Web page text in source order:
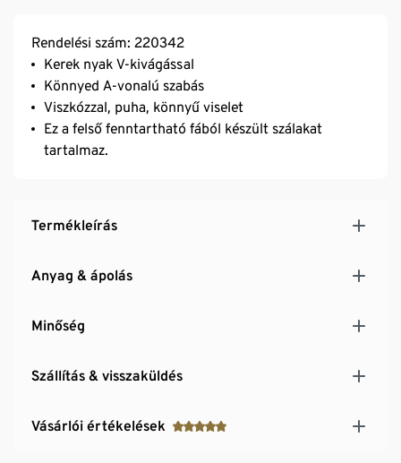
Rendelési szám: 220342
Kerek nyak V-kivágással
Könnyed A-vonalú szabás
Viszkózzal, puha, könnyű viselet
Ez a felső fenntartható fából készült szálakat
tartalmaz.
Termékleírás
Anyag & ápolás
Minőség
Szállítás & visszaküldés
Vásárlói értékelések